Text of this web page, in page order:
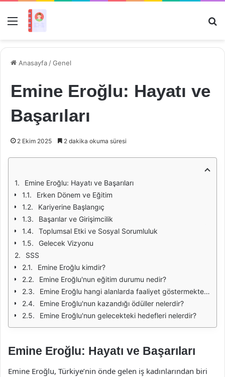
Menü
Anasayfa /Genel
Emine Eroğlu: Hayatı ve
Başarıları
2 Ekim 2025 2 dakika okuma süresi
Emine Eroğlu: Hayatı ve Başarıları
Erken Dönem ve Eğitim
Kariyerine Başlangıç
Başarılar ve Girişimcilik
Toplumsal Etki ve Sosyal Sorumluluk
Gelecek Vizyonu
SSS
Emine Eroğlu kimdir?
Emine Eroğlu'nun eğitim durumu nedir?
Emine Eroğlu hangi alanlarda faaliyet göstermektedir?
Emine Eroğlu'nun kazandığı ödüller nelerdir?
Emine Eroğlu'nun gelecekteki hedefleri nelerdir?
Emine Eroğlu: Hayatı ve Başarıları
Emine Eroğlu, Türkiye’nin önde gelen iş kadınlarından biri